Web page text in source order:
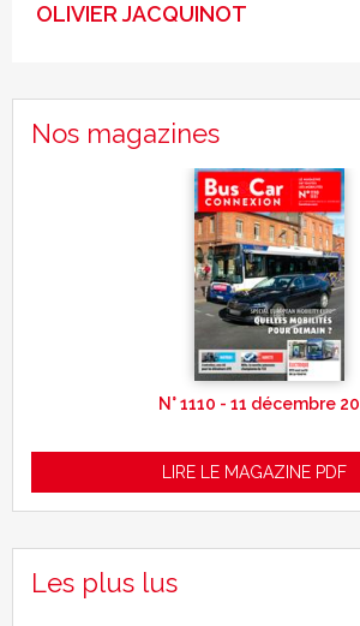
OLIVIER JACQUINOT
Nos magazines
N° 1110 - 11 décembre
LIRE LE MAGAZINE PDF
Les plus lus